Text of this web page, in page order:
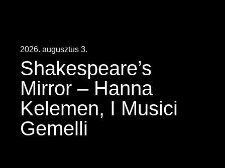
2026. augusztus 3.
Shakespeare’s
Mirror – Hanna
Kelemen, I Musici
Gemelli